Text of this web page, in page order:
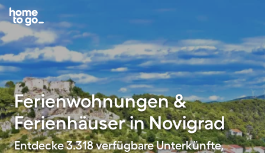
Ferienwohnungen &
Ferienhäuser in Novigrad
Entdecke 3.318 verfügbare Unterkünfte,